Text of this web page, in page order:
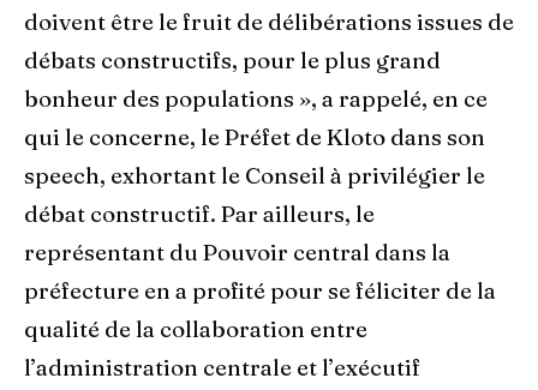
doivent être le fruit de délibérations issues de
débats constructifs, pour le plus grand
bonheur des populations », a rappelé, en ce
qui le concerne, le Préfet de Kloto dans son
speech, exhortant le Conseil à privilégier le
débat constructif. Par ailleurs, le
représentant du Pouvoir central dans la
préfecture en a profité pour se féliciter de la
qualité de la collaboration entre
l’administration centrale et l’exécutif